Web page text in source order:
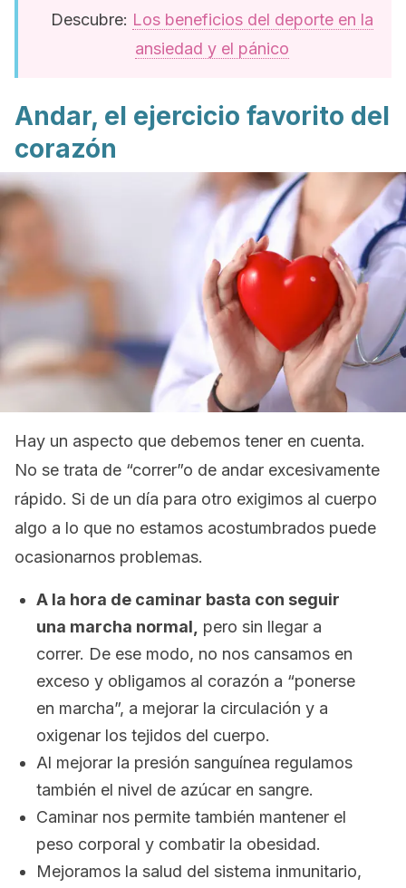
Descubre: Los beneficios del deporte en la
ansiedad y el pánico
Andar, el ejercicio favorito del
corazón
Hay un aspecto que debemos tener en cuenta.
No se trata de “correr”o de andar excesivamente
rápido. Si de un día para otro exigimos al cuerpo
algo a lo que no estamos acostumbrados puede
ocasionarnos problemas.
A la hora de caminar basta con seguir
una marcha normal,
pero sin llegar a
correr. De ese modo, no nos cansamos en
exceso y obligamos al corazón a “ponerse
en marcha”, a mejorar la circulación y a
oxigenar los tejidos del cuerpo.
Al mejorar la presión sanguínea regulamos
también el nivel de azúcar en sangre.
Caminar nos permite también mantener el
peso corporal y combatir la obesidad.
Mejoramos la salud del sistema inmunitario,